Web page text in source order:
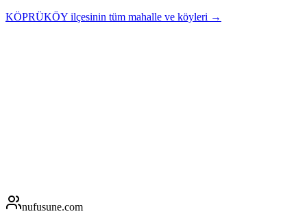
KÖPRÜKÖY ilçesinin tüm mahalle ve köyleri →
nufusune.com